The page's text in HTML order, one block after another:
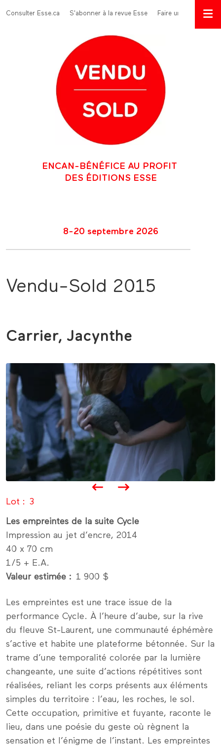
Menu Top
Consulter Esse.ca S'abonner à la revue Esse Faire un don
ENCAN-BÉNÉFICE AU PROFIT
DES ÉDITIONS ESSE
8-20 septembre 2026
Vendu-Sold 2015
Carrier, Jacynthe
Lot 3
Les empreintes de la suite Cycle
Impression au jet d’encre, 2014
40 x 70 cm
1/5 + E.A.
Valeur estimée
1 900 $
Les empreintes est une trace issue de la
performance Cycle. À l’heure d’aube, sur la rive
du fleuve St-Laurent, une communauté éphémère
s’active et habite une plateforme bétonnée. Sur la
trame d’une temporalité colorée par la lumière
changeante, une suite d’actions répétitives sont
réalisées, reliant les corps présents aux éléments
simples du territoire : l’eau, les roches, le sol.
Cette occupation, primitive et fuyante, raconte le
lieu, dans une poésie du geste où règnent la
sensation et l’énigme de l’instant. Les empreintes